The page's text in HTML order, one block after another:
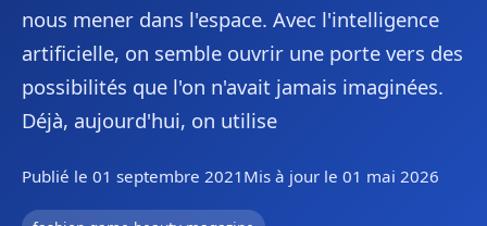
nous mener dans l'espace. Avec l'intelligence
artificielle, on semble ouvrir une porte vers des
possibilités que l'on n'avait jamais imaginées.
Déjà, aujourd'hui, on utilise
Publié le 01 septembre 2021 Mis à jour le 01 mai 2026